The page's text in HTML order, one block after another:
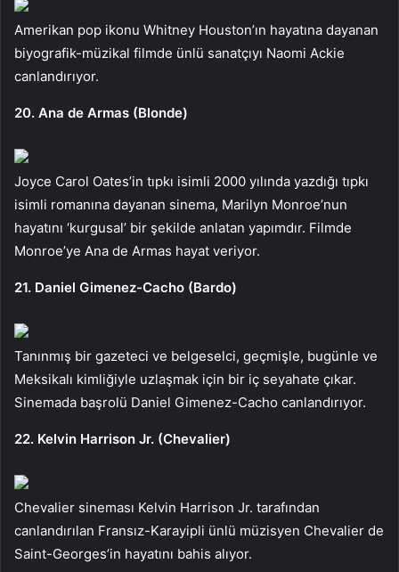
Amerikan pop ikonu Whitney Houston’ın hayatına dayanan
biyografik-müzikal filmde ünlü sanatçıyı Naomi Ackie
canlandırıyor.
20. Ana de Armas (Blonde)
Joyce Carol Oates’in tıpkı isimli 2000 yılında yazdığı tıpkı
isimli romanına dayanan sinema, Marilyn Monroe’nun
hayatını ‘kurgusal’ bir şekilde anlatan yapımdır. Filmde
Monroe’ye Ana de Armas hayat veriyor.
21. Daniel Gimenez-Cacho (Bardo)
Tanınmış bir gazeteci ve belgeselci, geçmişle, bugünle ve
Meksikalı kimliğiyle uzlaşmak için bir iç seyahate çıkar.
Sinemada başrolü Daniel Gimenez-Cacho canlandırıyor.
22. Kelvin Harrison Jr. (Chevalier)
Chevalier sineması Kelvin Harrison Jr. tarafından
canlandırılan Fransız-Karayipli ünlü müzisyen Chevalier de
Saint-Georges’in hayatını bahis alıyor.